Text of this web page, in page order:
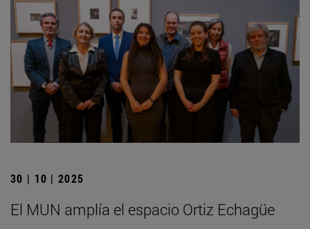
30 | 10 | 2025
El MUN amplía el espacio Ortiz Echagüe